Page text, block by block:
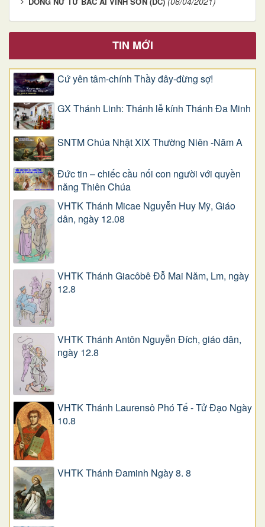
TIN MỚI
Cứ yên tâm-chính Thầy đây-đừng sợ!
GX Thánh Linh: Thánh lễ kính Thánh Đa Minh
SNTM Chúa Nhật XIX Thường Niên -Năm A
Đức tin – chiếc cầu nối con người với quyền
năng Thiên Chúa
VHTK Thánh Micae Nguyễn Huy Mỹ, Giáo
dân, ngày 12.08
VHTK Thánh Giacôbê Ðỗ Mai Năm, Lm, ngày
12.8
VHTK Thánh Antôn Nguyễn Ðích, giáo dân,
ngày 12.8
VHTK Thánh Laurensô Phó Tế - Tử Đạo Ngày
10.8
VHTK Thánh Đaminh Ngày 8. 8